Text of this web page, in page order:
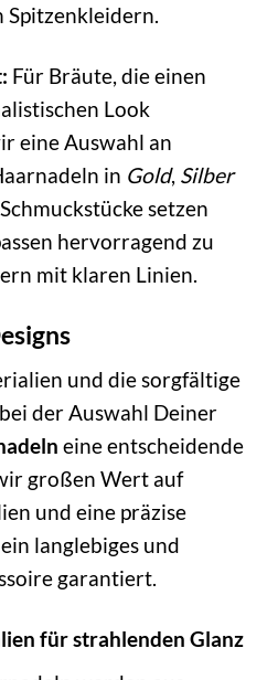
Spitzenkleidern.
Für Bräute, die einen
Look
eine Auswahl an
in Gold, Silber
setzen
hervorragend zu
mit klaren Linien.
und die sorgfältige
der Auswahl Deiner
eine entscheidende
großen Wert auf
und eine präzise
langlebiges und
garantiert.
für strahlenden Glanz